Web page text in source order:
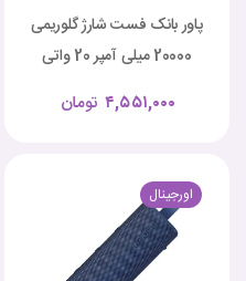
پاور بانک فست شارژ گلوریمی
20000 میلی آمپر 20 واتی
تومان ۴,۵۵۱,۰۰۰
اورجینال